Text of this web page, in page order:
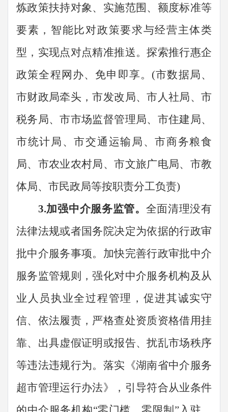
炼政策扶持对象、实施范围、额度标准等
要素，智能比对政策要求与经营主体类
型，实现点对点精准推送。探索推行惠企
政策全程网办、免申即享。 (市数据局、
市财政局牵头，市发改局、市人社局、市
税务局、市市场监督管理局、市住建局、
市统计局、市交通运输局、市商务粮食
局、市农业农村局、市文旅广电局、市教
体局、市民政局等按职责分工负责)
3.加强中介服务监管。 全面清理没有
法律法规或者国务院决定为依据的行政审
批中介服务事项。加快完善行政审批中介
服务监管规则，强化对中介服务机构及从
业人员执业全过程管理，促进其诚实守
信、依法履责，严格查处资质资格借用挂
靠、出具虚假证明或报告、扰乱市场秩序
等违法违规行为。落实《湖南省中介服务
超市管理运行办法》，引导符合从业条件